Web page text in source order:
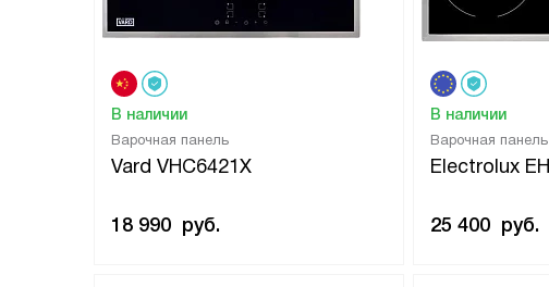
Варочная панель
Vard VHC6421X
В наличии
18 990 руб.
Варочная панель
Electrolux
В наличии
25 400 руб.